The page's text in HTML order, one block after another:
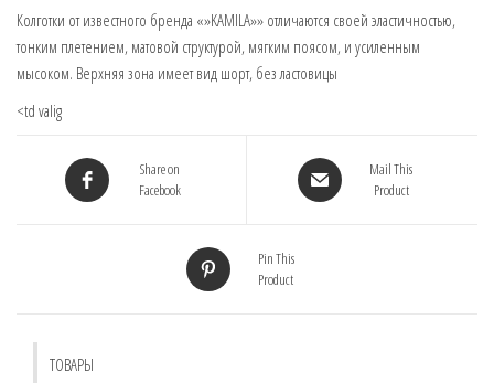
Колготки от известного бренда «»KAMILA»» отличаются своей эластичностью,
тонким плетением, матовой структурой, мягким поясом, и усиленным
мысоком. Верхняя зона имеет вид шорт, без ластовицы
<td valig
Share on
Facebook
Mail This
Product
Pin This
Product
ТОВАРЫ